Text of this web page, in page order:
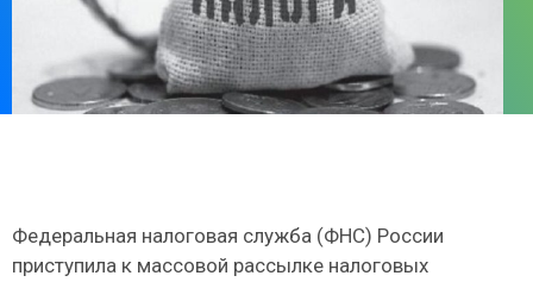
Федеральная налоговая служба (ФНС) России
приступила к массовой рассылке налоговых